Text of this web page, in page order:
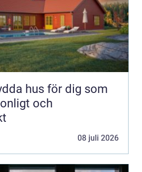
hus för dig som
och
08 juli 2026